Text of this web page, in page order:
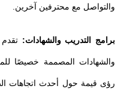
والتواصل مع محترفين آخرين.
برامج التدريب والشهادات:
والشهادات المصممة خصيصًا
رؤى قيمة حول أحدث اتجاهات